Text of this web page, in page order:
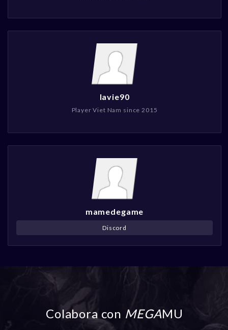
lavie90
Player Viet Nam since 2015
mamedegame
Discord
Colabora con MEGAMU